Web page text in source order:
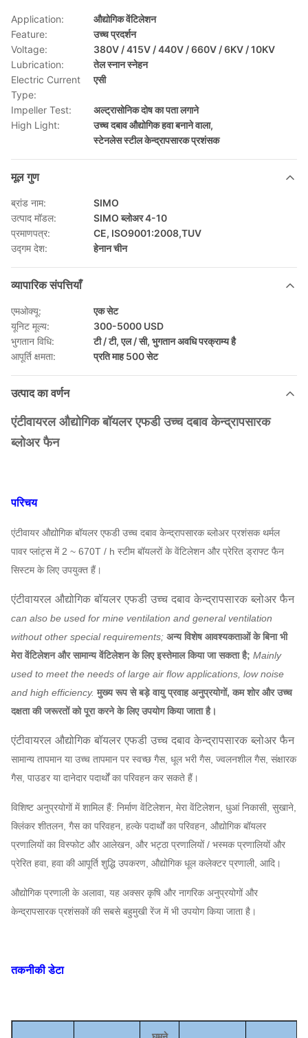
Application:
औद्योगिक वेंटिलेशन
Feature:
उच्च प्रदर्शन
Voltage:
380V / 415V / 440V / 660V / 6KV / 10KV
Lubrication:
तेल स्नान स्नेहन
Electric Current
Type:
एसी
Impeller Test:
अल्ट्रासोनिक दोष का पता लगाने
High Light:
उच्च दबाव औद्योगिक हवा बनाने वाला,
स्टेनलेस स्टील केन्द्रापसारक प्रशंसक
मूल गुण
ब्रांड नाम:
SIMO
उत्पाद मॉडल:
SIMO ब्लोअर 4-10
प्रमाणपत्र:
CE, ISO9001:2008,TUV
उद्गम देश:
हेनान चीन
व्यापारिक संपत्तियाँ
एमओक्यू:
एक सेट
यूनिट मूल्य:
300-5000 USD
भुगतान विधि:
टी / टी, एल / सी, भुगतान अवधि परक्राम्य है
आपूर्ति क्षमता:
प्रति माह 500 सेट
उत्पाद का वर्णन
एंटीवायरल औद्योगिक बॉयलर एफडी उच्च दबाव केन्द्रापसारक
ब्लोअर फैन
परिचय
एंटीवायर औद्योगिक बॉयलर एफडी उच्च दबाव केन्द्रापसारक ब्लोअर प्रशंसकथर्मल
पावर प्लांट्स में 2 ~ 670T / h स्टीम बॉयलरों के वेंटिलेशन और प्रेरित ड्राफ्ट फैन
सिस्टम के लिए उपयुक्त हैं।
एंटीवायरल औद्योगिक बॉयलर एफडी उच्च दबाव केन्द्रापसारक ब्लोअर फैन
can also be used for mine ventilation and general ventilation
without other special requirements; अन्य विशेष आवश्यकताओं के बिना भी
मेरा वेंटिलेशन और सामान्य वेंटिलेशन के लिए इस्तेमाल किया जा सकता है; Mainly
used to meet the needs of large air flow applications, low noise
and high efficiency. मुख्य रूप से बड़े वायु प्रवाह अनुप्रयोगों, कम शोर और उच्च
दक्षता की जरूरतों को पूरा करने के लिए उपयोग किया जाता है।
एंटीवायरल औद्योगिक बॉयलर एफडी उच्च दबाव केन्द्रापसारक ब्लोअर फैन
सामान्य तापमान या उच्च तापमान पर स्वच्छ गैस, धूल भरी गैस, ज्वलनशील गैस, संक्षारक
गैस, पाउडर या दानेदार पदार्थों का परिवहन कर सकते हैं।
विशिष्ट अनुप्रयोगों में शामिल हैं: निर्माण वेंटिलेशन, मेरा वेंटिलेशन, धुआं निकासी, सुखाने,
क्लिंकर शीतलन, गैस का परिवहन, हल्के पदार्थों का परिवहन, औद्योगिक बॉयलर
प्रणालियों का विस्फोट और आलेखन, और भट्ठा प्रणालियों / भस्मक प्रणालियों और
प्रेरित हवा, हवा की आपूर्ति शुद्धि उपकरण, औद्योगिक धूल कलेक्टर प्रणाली, आदि।
औद्योगिक प्रणाली के अलावा, यह अक्सर कृषि और नागरिक अनुप्रयोगों और
केन्द्रापसारक प्रशंसकों की सबसे बहुमुखी रेंज में भी उपयोग किया जाता है।
तकनीकी डेटा